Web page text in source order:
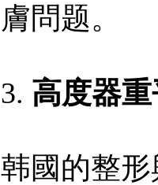
膚問题。
3. 高度器
韩國的整